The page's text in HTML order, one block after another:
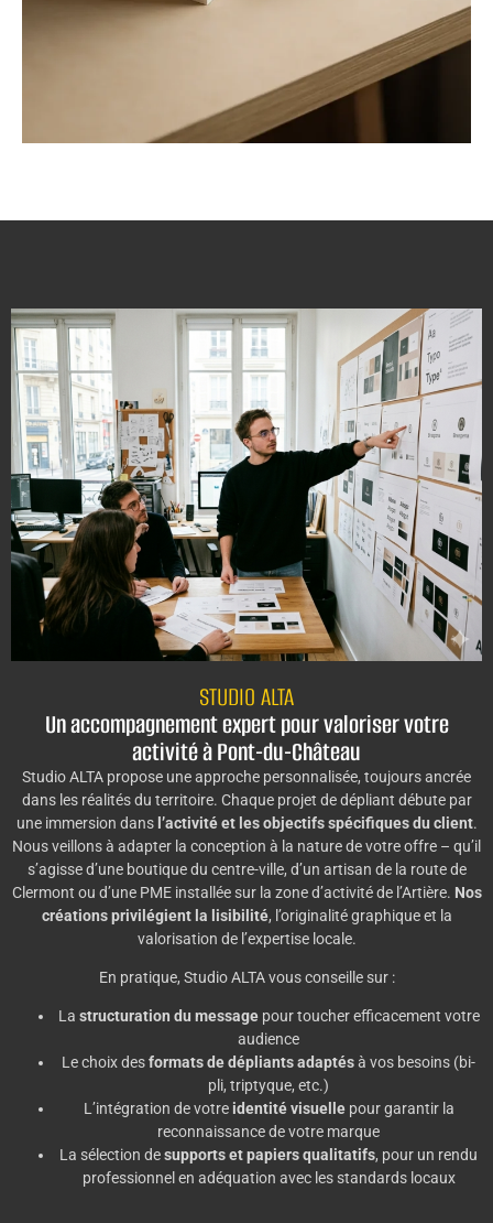
STUDIO ALTA
Un accompagnement expert pour valoriser votre
activité à Pont-du-Château
Studio ALTA propose une approche personnalisée, toujours ancrée
dans les réalités du territoire. Chaque projet de dépliant débute par
une immersion dans l’activité et les objectifs spécifiques du client.
Nous veillons à adapter la conception à la nature de votre offre – qu’il
s’agisse d’une boutique du centre-ville, d’un artisan de la route de
Clermont ou d’une PME installée sur la zone d’activité de l’Artière. Nos
créations privilégient la lisibilité, l’originalité graphique et la
valorisation de l’expertise locale.
En pratique, Studio ALTA vous conseille sur :
La structuration du messagepour toucher efficacement votre
audience
Le choix desformats de dépliants adaptésà vos besoins (bi-
pli, triptyque, etc.)
L’intégration de votre identité visuellepour garantir la
reconnaissance de votre marque
La sélection desupports et papiers qualitatifs, pour un rendu
professionnel en adéquation avec les standards locaux